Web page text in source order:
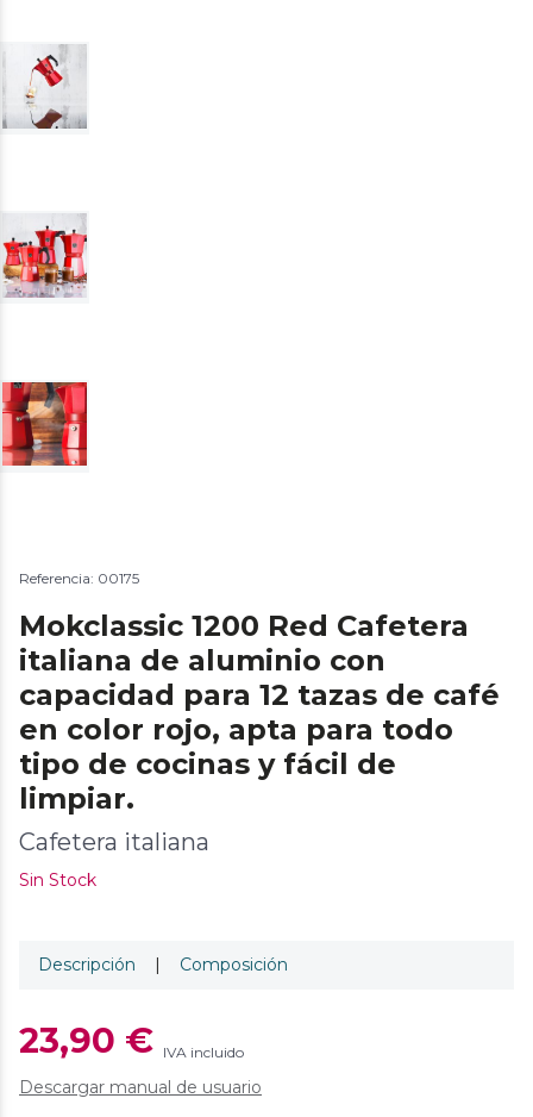
Referencia: 00175
Mokclassic 1200 Red Cafetera
italiana de aluminio con
capacidad para 12 tazas de café
en color rojo, apta para todo
tipo de cocinas y fácil de
limpiar.
Cafetera italiana
Sin Stock
Descripción | Composición
23,90 € IVA incluido
Descargar manual de usuario